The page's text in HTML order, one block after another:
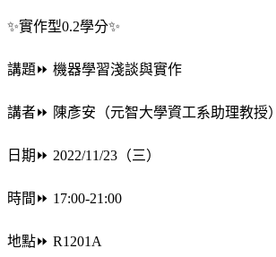
✨實作型0.2學分✨
講題⏩ 機器學習淺談與實作
講者⏩ 陳彥安（元智大學資工系助理教授）
日期⏩ 2022/11/23（三）
時間⏩ 17:00-21:00
地點⏩ R1201A